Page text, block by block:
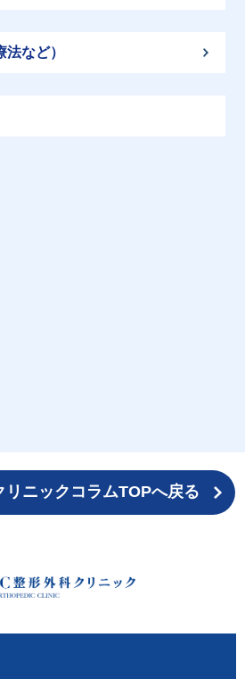
など）
ニックコラムTOPへ戻る